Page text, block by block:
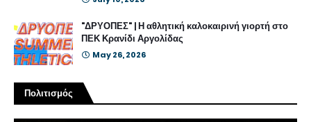
"ΔΡΥΟΠΕΣ" | Η αθλητική καλοκαιρινή γιορτή στο
ΠΕΚ Κρανίδι Αργολίδας
May 26, 2026
Πολιτισμός